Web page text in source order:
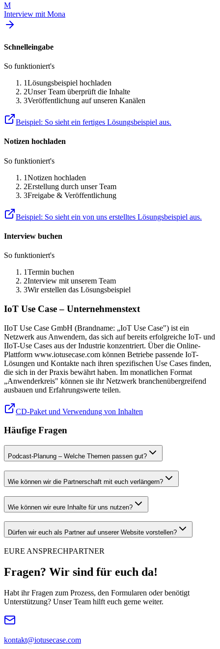
M
Interview mit Mona
Schnelleingabe
So funktioniert's
1Lösungsbeispiel hochladen
2Unser Team überprüft die Inhalte
3Veröffentlichung auf unseren Kanälen
Beispiel: So sieht ein fertiges Lösungsbeispiel aus.
Notizen hochladen
So funktioniert's
1Notizen hochladen
2Erstellung durch unser Team
3Freigabe & Veröffentlichung
Beispiel: So sieht ein von uns erstelltes Lösungsbeispiel aus.
Interview buchen
So funktioniert's
1Termin buchen
2Interview mit unserem Team
3Wir erstellen das Lösungsbeispiel
IoT Use Case – Unternehmenstext
IIoT Use Case GmbH (Brandname: „IoT Use Case") ist ein
Netzwerk aus Anwendern, das sich auf bereits erfolgreiche IoT- und
IIoT-Use Cases aus der Industrie konzentriert. Über die Online-
Plattform www.iotusecase.com können Betriebe passende IoT-
Lösungen und Kontakte nach ihren spezifischen Use Cases finden,
die sich in der Praxis bewährt haben. Im monatlichen Format
„Anwenderkreis" können sie ihr Netzwerk branchenübergreifend
ausbauen und Erfahrungswerte teilen.
CD-Paket und Verwendung von Inhalten
Häufige Fragen
Podcast-Planung – Welche Themen passen gut?
Wie können wir die Partnerschaft mit euch verlängern?
Wie können wir eure Inhalte für uns nutzen?
Dürfen wir euch als Partner auf unserer Website vorstellen?
EURE ANSPRECHPARTNER
Fragen? Wir sind für euch da!
Habt ihr Fragen zum Prozess, den Formularen oder benötigt
Unterstützung? Unser Team hilft euch gerne weiter.
kontakt@iotusecase.com